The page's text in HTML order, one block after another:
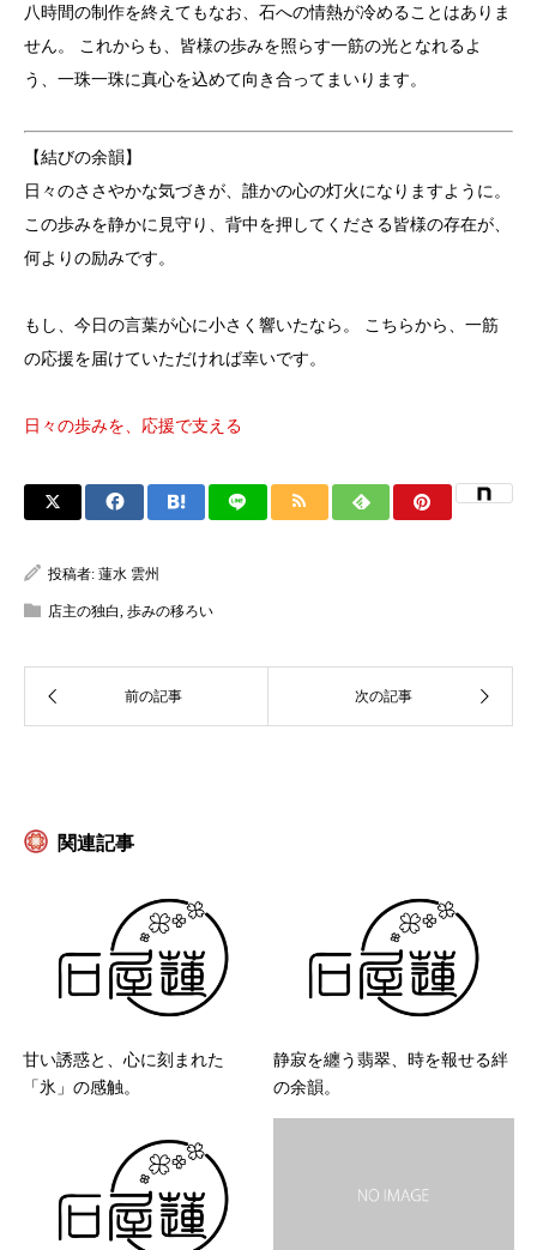
八時間の制作を終えてもなお、石への情熱が冷めることはありま
せん。 これからも、皆様の歩みを照らす一筋の光となれるよ
う、一珠一珠に真心を込めて向き合ってまいります。
【結びの余韻】
日々のささやかな気づきが、誰かの心の灯火になりますように。
この歩みを静かに見守り、背中を押してくださる皆様の存在が、
何よりの励みです。
もし、今日の言葉が心に小さく響いたなら。 こちらから、一筋
の応援を届けていただければ幸いです。
日々の歩みを、応援で支える
投稿者: 蓮水 雲州
店主の独白, 歩みの移ろい
関連記事
甘い誘惑と、心に刻まれた
「氷」の感触。
静寂を纏う翡翠、時を報せる絆
の余韻。